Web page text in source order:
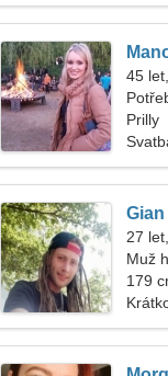
45
Prilly
Gian
27
Muž
179